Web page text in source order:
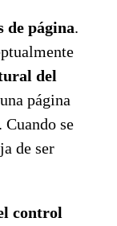
de página.
del
página
se
de ser
control